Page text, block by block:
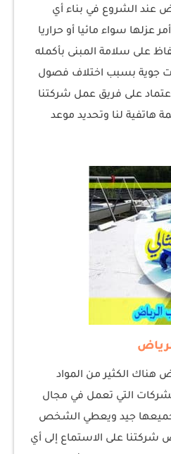
عند الشروع في بناء أي
عزلها سواء مائيا أو حراريا
على سلامة المبنى بأكمله
جوية بسبب اختلاف فصول
على فريق عمل شركتنا
لنا وتحديد موعد
هناك الكثير من المواد
التي تعمل في مجال
جميعها جيد ويعطي الشخص
شركتنا على الاستماع إلى أي